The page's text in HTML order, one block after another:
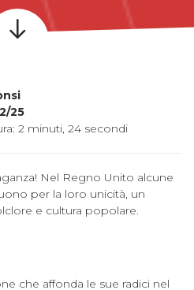
25
2 minuti, 24 secondi
Nel Regno Unito alcune
per la loro unicità, un
e cultura popolare.
che affonda le sue radici nel